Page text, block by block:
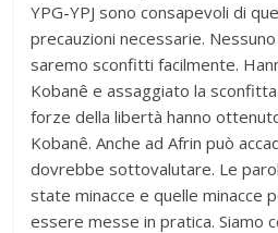
YPG-YPJ sono consapevoli di
precauzioni necessarie.
saremo sconfitti facilmente.
Kobanê e assaggiato la
forze della libertà hanno
Kobanê. Anche ad Afrin può
dovrebbe sottovalutare. Le
state minacce e quelle minacce
essere messe in pratica. Siamo